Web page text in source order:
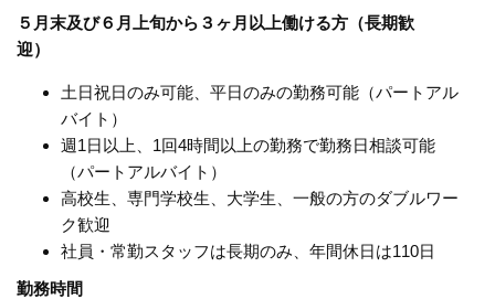
５月末及び６月上旬から３ヶ月以上働ける方（長期歓
迎）
土日祝日のみ可能、平日のみの勤務可能（パートアル
バイト）
週1日以上、1回4時間以上の勤務で勤務日相談可能
（パートアルバイト）
高校生、専門学校生、大学生、一般の方のダブルワー
ク歓迎
社員・常勤スタッフは長期のみ、年間休日は110日
勤務時間